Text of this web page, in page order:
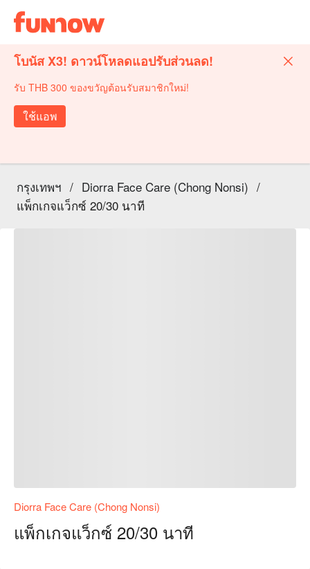
โบนัส X3! ดาวน์โหลดแอปรับส่วนลด!
รับ THB 300 ของขวัญต้อนรับสมาชิกใหม่!
ใช้แอพ
กรุงเทพฯ / Diorra Face Care (Chong Nonsi) /
แพ็กเกจแว็กซ์ 20/30 นาที
Diorra Face Care (Chong Nonsi)
แพ็กเกจแว็กซ์ 20/30 นาที